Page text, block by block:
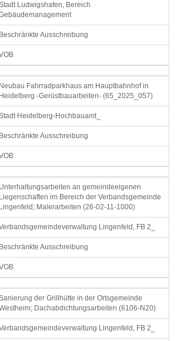
Ludwigshafen, Bereich
Beschränkte Ausschreibung
Neubau Fahrradparkhaus am Hauptbahnhof in
Heidelberg -Gerüstbauarbeiten- (65_2025_057)
Heidelberg-Hochbauamt_
Beschränkte Ausschreibung
Unterhaltungsarbeiten an gemeindeeigenen
Liegenschaften im Bereich der Verbandsgemeinde
Lingenfeld; Malerarbeiten (26-02-11-1000)
Lingenfeld, FB 2_
Beschränkte Ausschreibung
der Grillhütte in der Ortsgemeinde
Dachabdichtungsarbeiten (6106-N20)
Lingenfeld, FB 2_